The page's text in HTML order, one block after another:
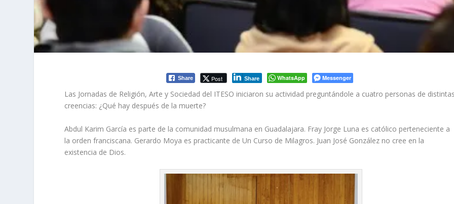
Share Post Share WhatsApp Messenger
Las Jornadas de Religión, Arte y Sociedad del ITESO iniciaron su actividad preguntándole a cuatro personas de
creencias: ¿Qué hay después de la muerte?
Abdul Karim García es parte de la comunidad musulmana en Guadalajara. Fray Jorge Luna es católico perteneciente a
la orden franciscana. Gerardo Moya es practicante de Un Curso de Milagros. Juan José González no cree en la
existencia de Dios.